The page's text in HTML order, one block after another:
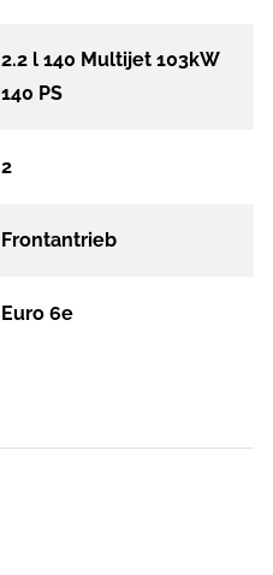
2.2 l 140 Multijet 103kW
140 PS
2
Frontantrieb
Euro 6e